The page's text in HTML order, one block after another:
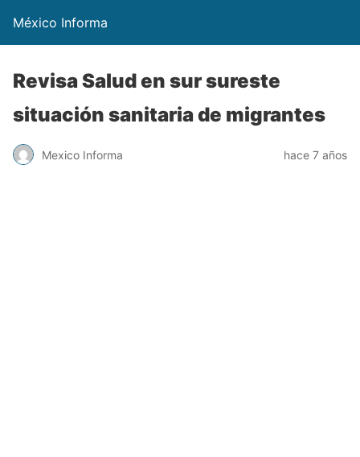
México Informa
Revisa Salud en sur sureste
situación sanitaria de migrantes
Mexico Informa hace 7 años